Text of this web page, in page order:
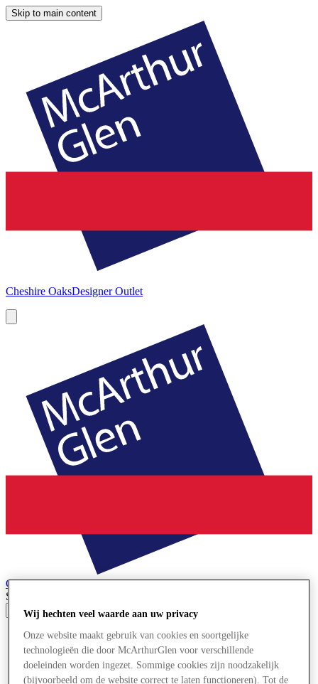
Skip to main content
Cheshire OaksDesigner Outlet
Cheshire OaksDesigner Outlet
Search input
Winkels
Aanbiedingen
Plan je bezoek
Wat is er aan
Wij hechten veel waarde aan uw privacy
Onze website maakt gebruik van cookies en soortgelijke
technologieën die door McArthurGlen voor verschillende
doeleinden worden ingezet. Sommige cookies zijn noodzakelijk
(bijvoorbeeld om de website correct te laten functioneren). Tot de